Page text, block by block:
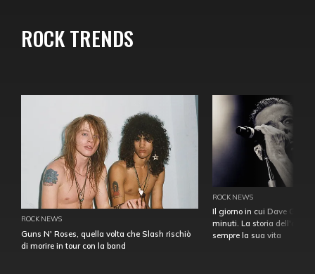
ROCK TRENDS
ROCK NEWS
Guns N' Roses, quella volta che Slash rischiò
di morire in tour con la band
ROCK NEWS
Il giorno in cui Dave
minuti. La storia
sempre la sua vita